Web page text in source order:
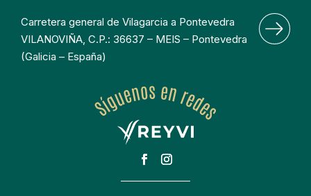
Carretera general de Vilagarcia a Pontevedra
VILANOVIÑA, C.P.: 36637 – MEIS – Pontevedra
(Galicia – España)